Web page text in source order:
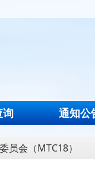
询 通知公
员会（MTC18）